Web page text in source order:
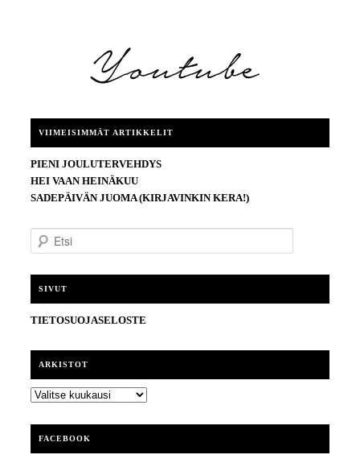
VIIMEISIMMÄT ARTIKKELIT
PIENI JOULUTERVEHDYS
HEI VAAN HEINÄKUU
SADEPÄIVÄN JUOMA (KIRJAVINKIN KERA!)
SIVUT
TIETOSUOJASELOSTE
ARKISTOT
ARKISTOT
FACEBOOK